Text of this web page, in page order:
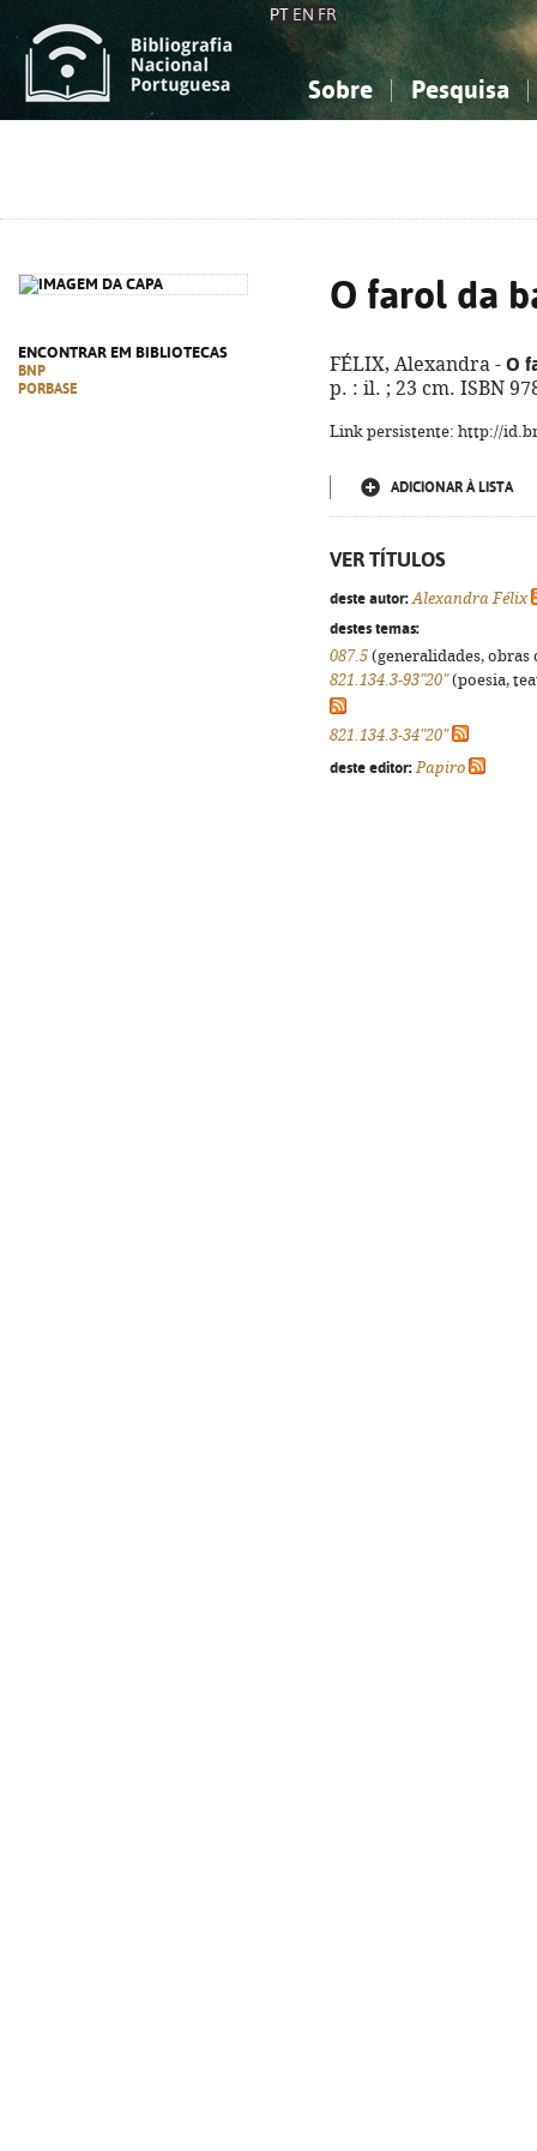
PT EN FR
Sobre Pesquisa
ENCONTRAR EM BIBLIOTECAS
BNP
PORBASE
O farol da
FÉLIX, Alexandra - O
p. : il. ; 23 cm. ISBN
Link persistente: http://
ADICIONAR À LISTA
VER TÍTULOS
deste autor: Alexandra Félix
destes temas:
087.5 (generalidades,
821.134.3-93"20"(poesia,
821.134.3-34"20"
deste editor: Papiro